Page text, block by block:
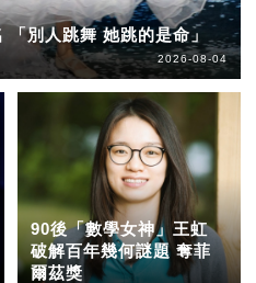
別人跳舞 她跳的是命」
2026-08-04
90後「數學女神」王虹
破解百年幾何謎題 奪菲
爾茲獎